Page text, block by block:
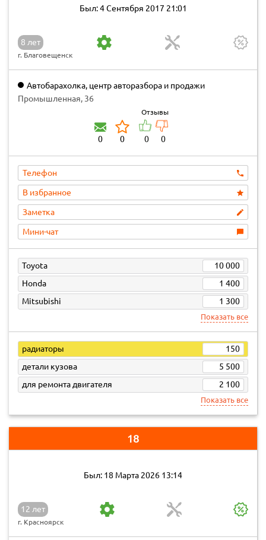
Был: 4 Сентября 2017 21:01
8 лет
г. Благовещенск
Автобарахолка, центр авторазбора и продажи
автозапчастей
Промышленная, 36
0 0
Отзывы
0 0
Телефон
В избранное
Заметка
Мини-чат
Toyota
10 000
Honda
1 400
Mitsubishi
1 300
Показать все
радиаторы
150
детали кузова
5 500
для ремонта двигателя
2 100
Показать все
18
Был: 18 Марта 2026 13:14
12 лет
г. Красноярск